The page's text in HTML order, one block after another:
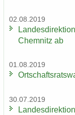
02.08.2019
Chem­nitz ab
01.08.2019
30.07.2019